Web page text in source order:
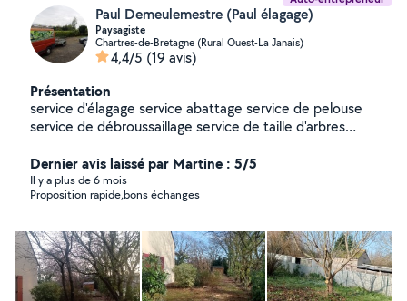
Paul Demeulemestre (Paul élagage)
Paysagiste
Chartres-de-Bretagne (Rural Ouest-La Janais)
4,4/5 (19 avis)
Présentation
service d'élagage service abattage service de pelouse
service de débroussaillage service de taille d'arbres
et de peinture et de dallage à nettoyer par terre de
fleurs et tout autre petit travaux
Dernier avis laissé par Martine : 5/5
Il y a plus de 6 mois
Proposition rapide,bons échanges